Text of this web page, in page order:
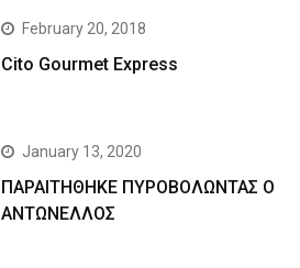
February 20, 2018
Cito Gourmet Express
January 13, 2020
ΠΑΡΑΙΤΗΘΗΚΕ ΠΥΡΟΒΟΛΩΝΤΑΣ Ο
ΑΝΤΩΝΕΛΛΟΣ